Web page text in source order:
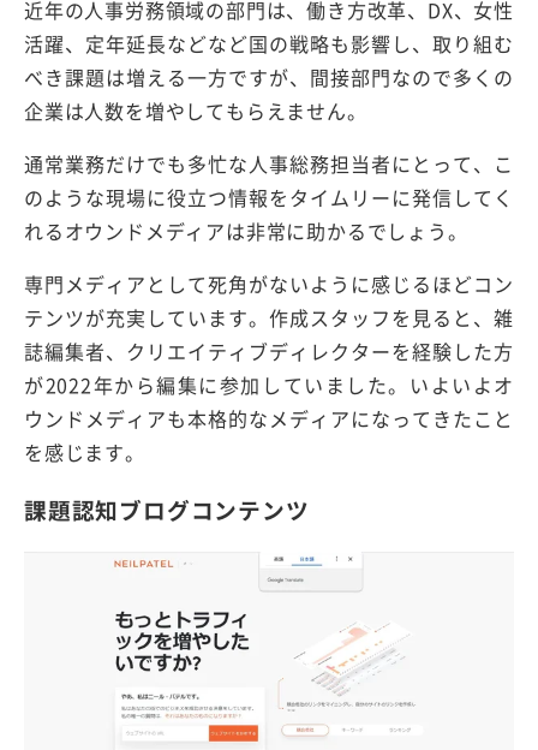
近年の人事労務領域の部門は、働き方改革、DX、女性
活躍、定年延長などなど国の戦略も影響し、取り組む
べき課題は増える一方ですが、間接部門なので多くの
企業は人数を増やしてもらえません。
通常業務だけでも多忙な人事総務担当者にとって、こ
のような現場に役立つ情報をタイムリーに発信してく
れるオウンドメディアは非常に助かるでしょう。
専門メディアとして死角がないように感じるほどコン
テンツが充実しています。作成スタッフを見ると、雑
誌編集者、クリエイティブディレクターを経験した方
が2022年から編集に参加していました。いよいよオ
ウンドメディアも本格的なメディアになってきたこと
を感じます。
課題認知ブログコンテンツ